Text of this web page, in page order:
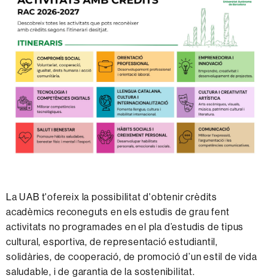
La UAB t'ofereix la possibilitat d'obtenir crèdits
acadèmics reconeguts en els estudis de grau fent
activitats no programades en el pla d’estudis de tipus
cultural, esportiva, de representació estudiantil,
solidàries, de cooperació, de promoció d’un estil de vida
saludable, i de garantia de la sostenibilitat.